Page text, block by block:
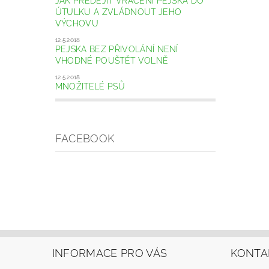
ÚTULKU A ZVLÁDNOUT JEHO
VÝCHOVU
12.5.2018
PEJSKA BEZ PŘIVOLÁNÍ NENÍ
VHODNÉ POUŠTĚT VOLNĚ
12.5.2018
MNOŽITELÉ PSŮ
FACEBOOK
INFORMACE PRO VÁS